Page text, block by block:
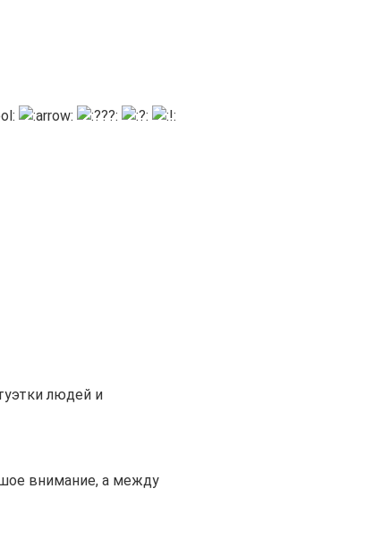
людей и
внимание, а между